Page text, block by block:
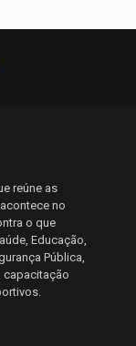
reúne as
no
o que
Educação,
Pública,
capacitação